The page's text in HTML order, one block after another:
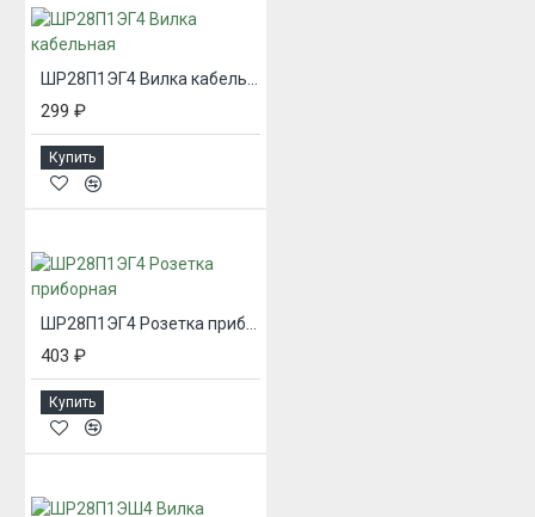
ШР28П1ЭГ4 Вилка кабельная
299 ₽
Купить
403 ₽
Купить